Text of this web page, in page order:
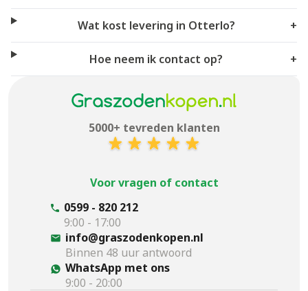
Wat kost levering in Otterlo? +
Hoe neem ik contact op? +
5000+ tevreden klanten
Voor vragen of contact
0599 - 820 212
9:00 - 17:00
info@graszodenkopen.nl
Binnen 48 uur antwoord
WhatsApp met ons
9:00 - 20:00